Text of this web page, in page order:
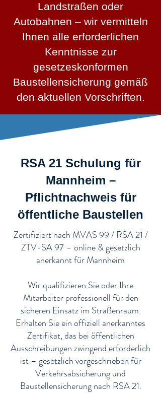
Landstraßen oder
Autobahnen – wir vermitteln
Ihnen alle erforderlichen
Kenntnisse zur
gesetzeskonformen
Baustellensicherung gemäß
den aktuellen Vorschriften.
RSA 21 Schulung für
Mannheim –
Pflichtnachweis für
öffentliche Baustellen​
​Zertifiziert nach MVAS 99 / RSA 21 /
ZTV-SA 97 – online & gesetzlich
anerkannt für Mannheim
Wir qualifizieren Sie oder Ihre
Mitarbeiter professionell für den
sicheren Einsatz im Straßenraum.
Erhalten Sie ein offiziell anerkanntes
Zertifikat, das bei öffentlichen
Ausschreibungen zwingend erforderlich
ist – gesetzlich vorgeschrieben für
Verkehrsabsicherung und
Baustellensicherung nach RSA 21.